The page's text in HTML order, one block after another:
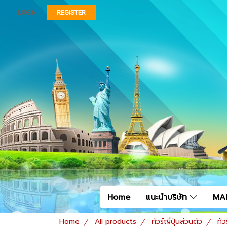
LOGIN REGISTER
Home แนะนำบริษัท
Home All products ทัวร์ญี่ปุ่นส่วนตัว ทั